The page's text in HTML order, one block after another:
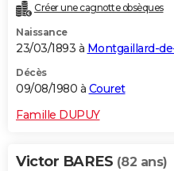
Créer une cagnotte obsèques
Naissance
23/03/1893 à Montgaillard-
Décès
09/08/1980 à Couret
Famille DUPUY
Victor BARES (82 ans)